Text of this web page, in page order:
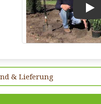
Play
& Lieferung